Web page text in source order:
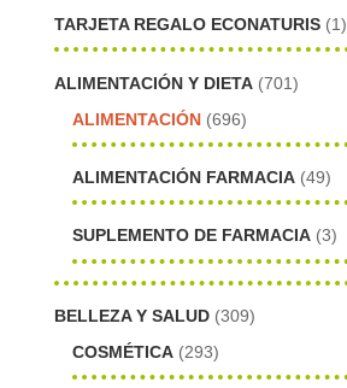
TARJETA REGALO ECONATURIS (1)
ALIMENTACIÓN Y DIETA (701)
ALIMENTACIÓN (696)
ALIMENTACIÓN FARMACIA (49)
SUPLEMENTO DE FARMACIA (3)
BELLEZA Y SALUD (309)
COSMÉTICA (293)